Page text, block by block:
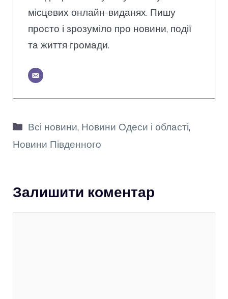
місцевих онлайн-виданях. Пишу
просто і зрозуміло про новини, події
та життя громади.
Категорії
Всі новини, Новини Одеси і області,
Новини Південного
Залишити коментар